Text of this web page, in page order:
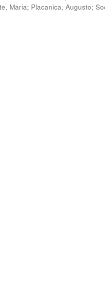
Maria; Placanica, Augusto;